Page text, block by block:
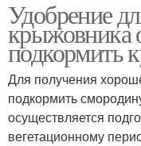
Удобрение
крыжовника
подкормить
Для получения
подкормить
осуществляется
вегетационному